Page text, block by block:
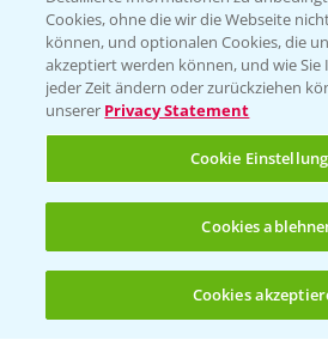
(noch 4)
PAMIRA -
Sammelstellen und
PRE - Chemikalien sicher
Sammelstellen und
Kontakt & Notfall
Cookies, ohne die wir die Webseite
können, und optionalen Cookies, die
akzeptiert werden können, und wie Sie
jeder Zeit ändern oder zurückziehen
unserer Privacy Statement
Cookie
Cookies
Cookies